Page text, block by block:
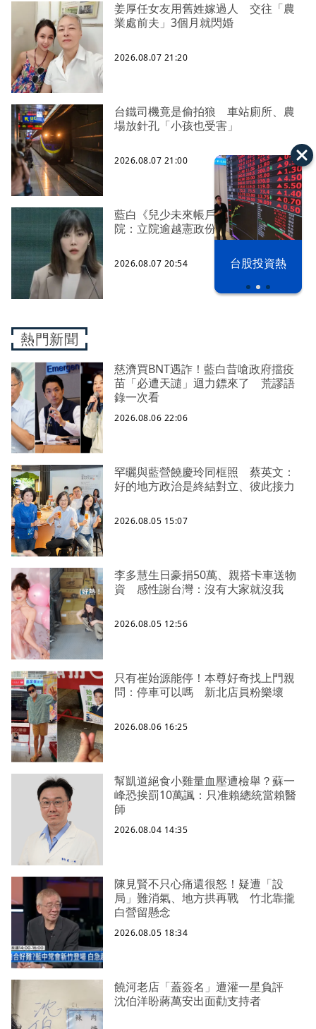
漢光42演習 台股投資熱
姜厚任女友用舊姓嫁過人 交往「農
業處前夫」3個月就閃婚
2026.08.07 21:20
台鐵司機竟是偷拍狼 車站廁所、農
場放針孔「小孩也受害」
2026.08.07 21:00
藍白《兒少未來帳戶》送達 行政
院：立院逾越憲政份際將採必要作為
2026.08.07 20:54
熱門新聞
慈濟買BNT遇詐！藍白昔嗆政府擋疫
苗「必遭天譴」迴力鏢來了 荒謬語
錄一次看
2026.08.06 22:06
罕曬與藍營饒慶玲同框照 蔡英文：
好的地方政治是終結對立、彼此接力
2026.08.05 15:07
李多慧生日豪捐50萬、親搭卡車送物
資 感性謝台灣：沒有大家就沒我
2026.08.05 12:56
只有崔始源能停！本尊好奇找上門親
問：停車可以嗎 新北店員粉樂壞
2026.08.06 16:25
幫凱道絕食小雞量血壓遭檢舉？蘇一
峰恐挨罰10萬諷：只准賴總統當賴醫
師
2026.08.04 14:35
陳見賢不只心痛還很怒！疑遭「設
局」難消氣、地方拱再戰 竹北靠攏
白營留懸念
2026.08.05 18:34
饒河老店「蓋簽名」遭灌一星負評
沈伯洋盼蔣萬安出面勸支持者